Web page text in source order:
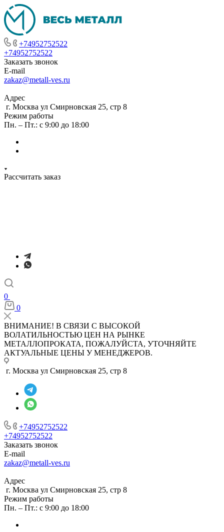
+74952752522
+74952752522
Заказать звонок
E-mail
zakaz@metall-ves.ru
Адрес
г. Москва ул Смирновская 25, стр 8
Режим работы
Пн. – Пт.: с 9:00 до 18:00
Рассчитать заказ
0
0
ВНИМАНИЕ! В СВЯЗИ С ВЫСОКОЙ
ВОЛАТИЛЬНОСТЬЮ ЦЕН НА РЫНКЕ
МЕТАЛЛОПРОКАТА, ПОЖАЛУЙСТА, УТОЧНЯЙТЕ
АКТУАЛЬНЫЕ ЦЕНЫ У МЕНЕДЖЕРОВ.
г. Москва ул Смирновская 25, стр 8
+74952752522
+74952752522
Заказать звонок
E-mail
zakaz@metall-ves.ru
Адрес
г. Москва ул Смирновская 25, стр 8
Режим работы
Пн. – Пт.: с 9:00 до 18:00